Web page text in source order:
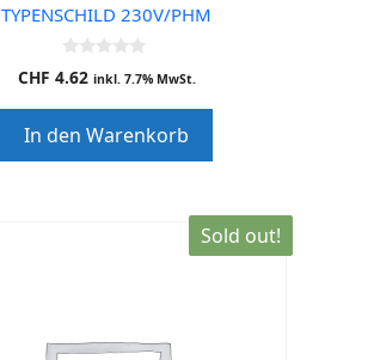
TYPENSCHILD 230V/PHM
0
o
o
f
5
CHF 4.62 inkl. 7.7% MwSt.
In den Warenkorb
Sold out!